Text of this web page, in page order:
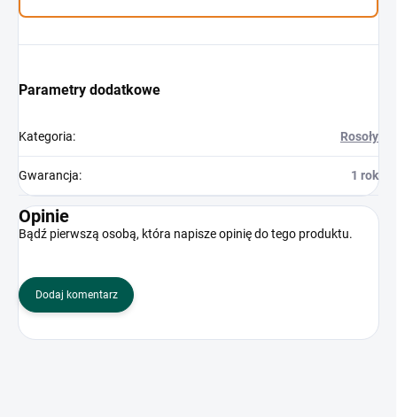
Parametry dodatkowe
Kategoria: Rosoły
Gwarancja: 1 rok
Opinie
Bądź pierwszą osobą, która napisze opinię do tego produktu.
Dodaj komentarz